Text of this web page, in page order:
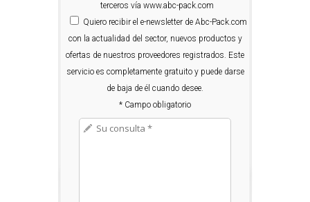
terceros vía www.abc-pack.com
Quiero recibir el e-newsletter de Abc-Pack.com
con la actualidad del sector, nuevos productos y
ofertas de nuestros proveedores registrados. Este
servicio es completamente gratuito y puede darse
de baja de él cuando desee.
* Campo obligatorio